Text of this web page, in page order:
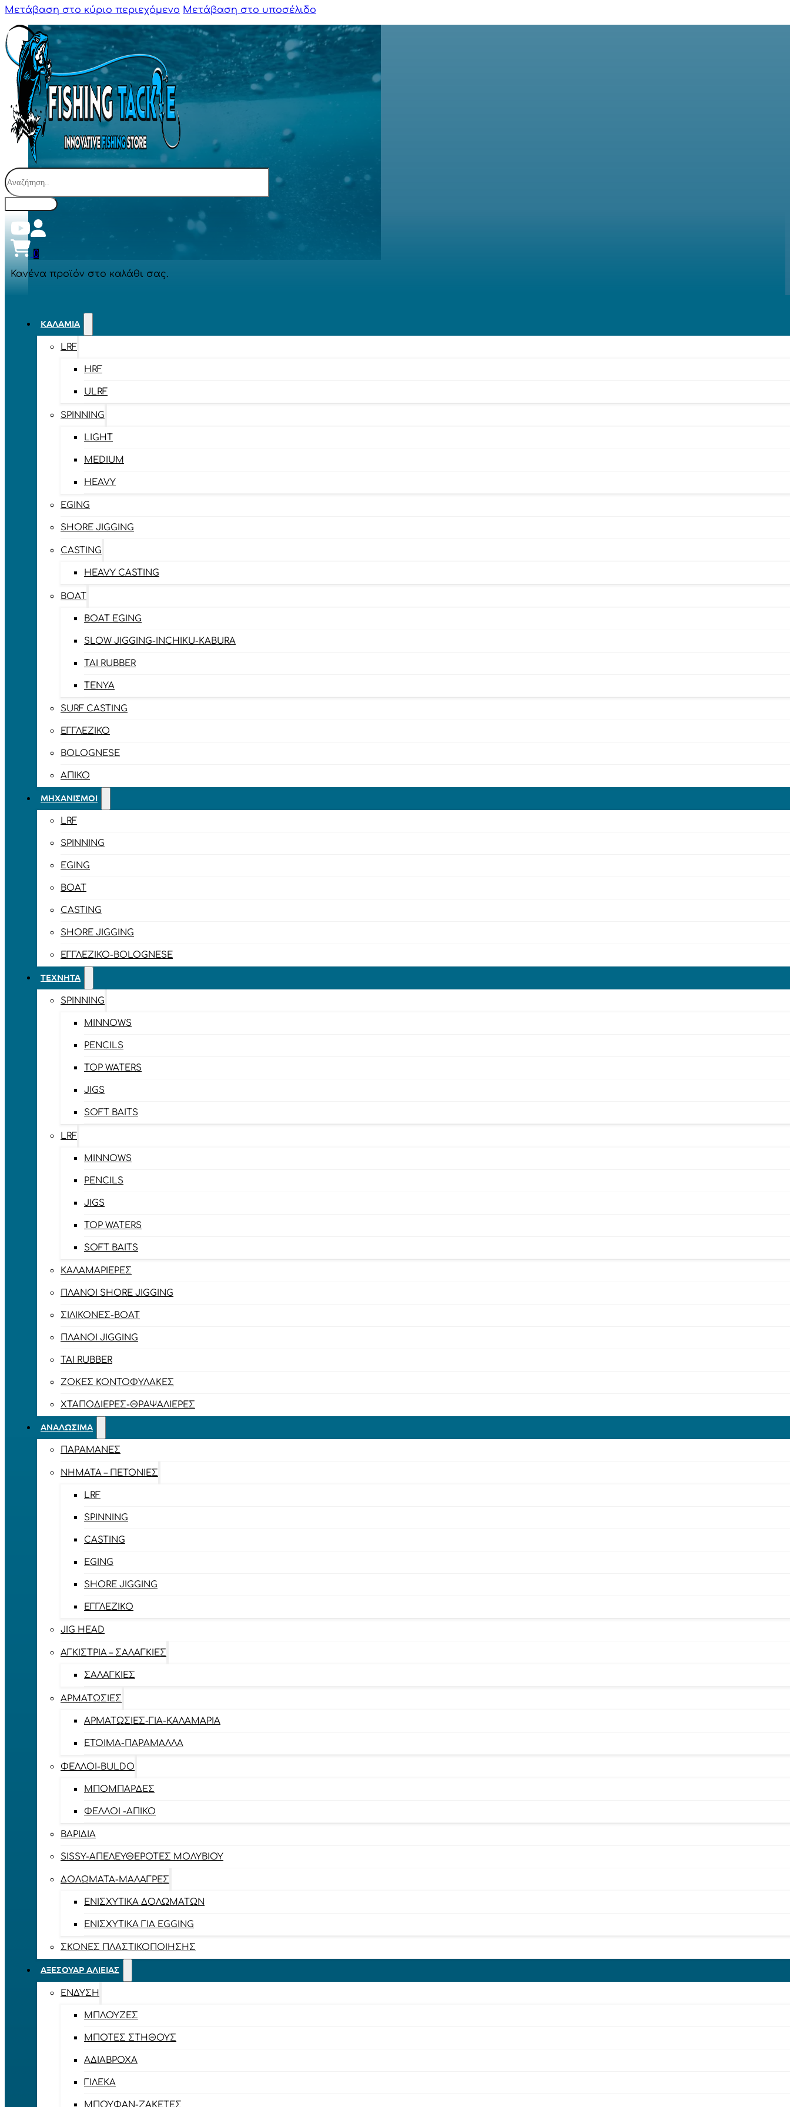
Μετάβαση στο κύριο περιεχόμενο Μετάβαση στο υποσέλιδο
Αναζήτηση
0
Κανένα προϊόν στο καλάθι σας.
ΚΑΛΆΜΙΑ
LRF
HRF
ULRF
SPINNING
LIGHT
MEDIUM
HEAVY
EGING
SHORE JIGGING
CASTING
HEAVY CASTING
BOAT
BOAT EGING
SLOW JIGGING-INCHIKU-KABURA
TAI RUBBER
TENYA
SURF CASTING
ΕΓΓΛΈΖΙΚΟ
BOLOGNESE
ΑΠΊΚΟ
ΜΗΧΑΝΙΣΜΟΊ
LRF
SPINNING
EGING
BOAT
CASTING
SHORE JIGGING
ΕΓΓΛΈΖΙΚΟ-BOLOGNESE
ΤΕΧΝΗΤΆ
SPINNING
MINNOWS
PENCILS
TOP WATERS
JIGS
SOFT BAITS
LRF
MINNOWS
PENCILS
JIGS
TOP WATERS
SOFT BAITS
ΚΑΛΑΜΑΡΙΈΡΕΣ
ΠΛΆΝΟΙ SHORE JIGGING
ΣΙΛΙΚΌΝΕΣ-BOAT
ΠΛΆΝΟΙ JIGGING
TAI RUBBER
ΖΌΚΕΣ ΚΟΝΤΟΦΎΛΑΚΕΣ
ΧΤΑΠΟΔΙΈΡΕΣ-ΘΡΑΨΑΛΙΈΡΕΣ
ΑΝΑΛΏΣΙΜΑ
ΠΑΡΑΜΆΝΕΣ
ΝΉΜΑΤΑ – ΠΕΤΟΝΙΈΣ
LRF
SPINNING
CASTING
EGING
SHORE JIGGING
ΕΓΓΛΈΖΙΚΟ
JIG HEAD
ΑΓΚΊΣΤΡΙΑ – ΣΑΛΑΓΚΙΈΣ
ΣΑΛΑΓΚΙΈΣ
ΑΡΜΑΤΩΣΙΈΣ
ΑΡΜΑΤΩΣΙΈΣ-ΓΙΑ-ΚΑΛΑΜΆΡΙΑ
ΈΤΟΙΜΑ-ΠΑΡΆΜΑΛΛΑ
ΦΕΛΛΟΊ-BULDO
ΜΠΟΜΠΆΡΔΕΣ
ΦΕΛΛΟΊ -ΑΠΊΚΟ
ΒΑΡΊΔΙΑ
SISSY-ΑΠΕΛΕΥΘΕΡΟΤΈΣ ΜΟΛΥΒΙΟΎ
ΔΟΛΏΜΑΤΑ-ΜΑΛΆΓΡΕΣ
ΕΝΙΣΧΥΤΙΚΆ ΔΟΛΩΜΆΤΩΝ
ΕΝΙΣΧΥΤΙΚΆ ΓΙΑ EGGING
ΣΚΌΝΕΣ ΠΛΑΣΤΙΚΟΠΟΊΗΣΗΣ
ΑΞΕΣΟΥΆΡ ΑΛΙΕΊΑΣ
ΈΝΔΥΣΗ
ΜΠΛΟΎΖΕΣ
ΜΠΌΤΕΣ ΣΤΉΘΟΥΣ
ΑΔΙΆΒΡΟΧΑ
ΓΙΛΈΚΑ
ΜΠΟΥΦΆΝ-ΖΑΚΈΤΕΣ